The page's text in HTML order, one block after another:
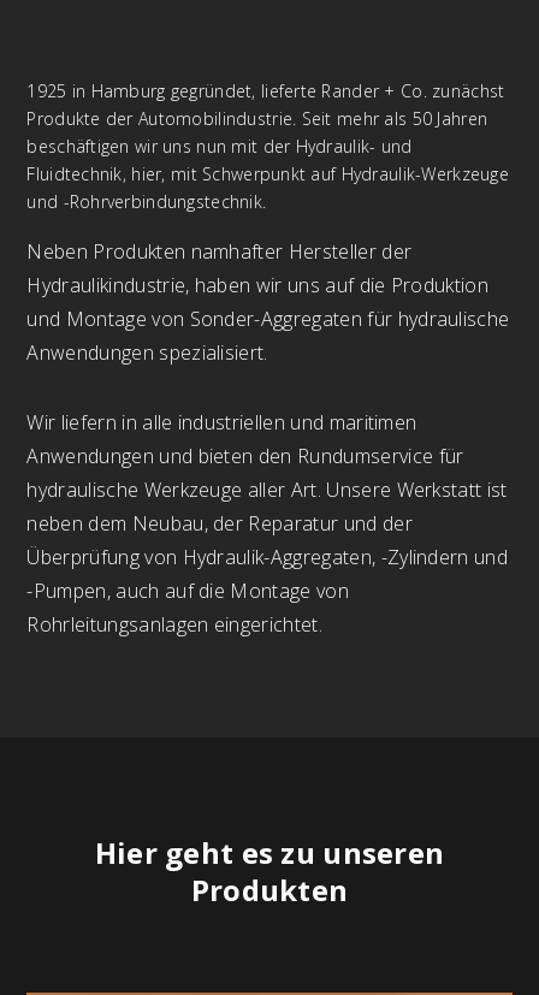
1925 in Hamburg gegründet, lieferte Rander + Co. zunächst
Produkte der Automobilindustrie. Seit mehr als 50 Jahren
beschäftigen wir uns nun mit der Hydraulik- und
Fluidtechnik, hier, mit Schwerpunkt auf Hydraulik-Werkzeuge
und -Rohrverbindungstechnik.
Neben Produkten namhafter Hersteller der
Hydraulikindustrie, haben wir uns auf die Produktion
und Montage von Sonder-Aggregaten für hydraulische
Anwendungen spezialisiert.
Wir liefern in alle industriellen und maritimen
Anwendungen und bieten den Rundumservice für
hydraulische Werkzeuge aller Art. Unsere Werkstatt ist
neben dem Neubau, der Reparatur und der
Überprüfung von Hydraulik-Aggregaten, -Zylindern und
-Pumpen, auch auf die Montage von
Rohrleitungsanlagen eingerichtet.
Hier geht es zu unseren
Produkten